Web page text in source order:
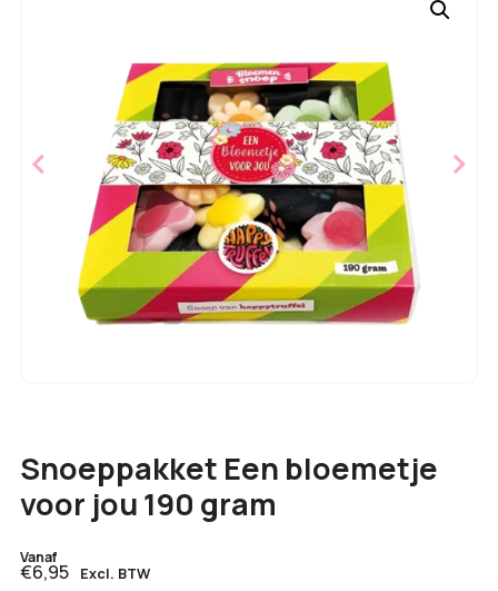
Snoeppakket Een bloemetje
voor jou 190 gram
Vanaf
€6,95 Excl. BTW